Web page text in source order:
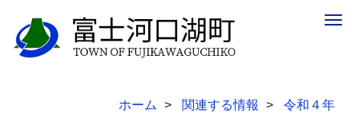
ホーム 関連する情報 令和４年